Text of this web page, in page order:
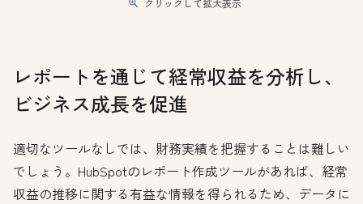
レポートを通じて経常収益を分析し、
ビジネス成長を促進
適切なツールなしでは、財務実績を把握することは難しい
でしょう。HubSpotのレポート作成ツールがあれば、経常
収益の推移に関する有益な情報を得られるため、データに